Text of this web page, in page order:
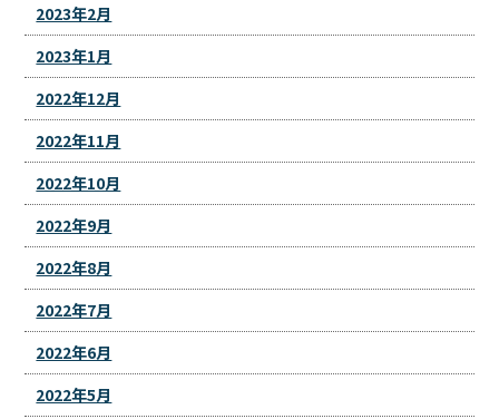
2023年2月
2023年1月
2022年12月
2022年11月
2022年10月
2022年9月
2022年8月
2022年7月
2022年6月
2022年5月